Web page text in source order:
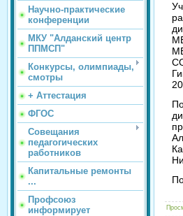
Научно-практические
конференции
МКУ "Алданский центр
ППМСП"
Конкурсы, олимпиады,
смотры
+ Аттестация
ФГОС
Совещания
педагогических
работников
Капитальные ремонты
...
Профсоюз
информирует